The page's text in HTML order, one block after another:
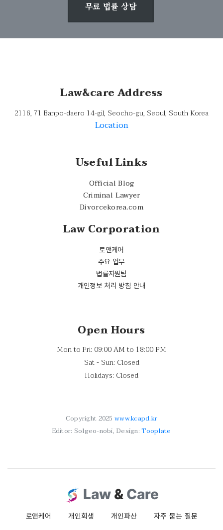
무료 법률 상담
Law&care Address
2116, 71 Banpo-daero 14-gil, Seocho-gu, Seoul, South Korea
Location
Useful Links
Official Blog
Criminal Lawyer
Divorcekorea.com
Law Corporation
로앤케어
주요 업무
법률지원팀
개인정보 처리 방침 안내
Open Hours
Mon to Fri: 09:00 AM to 18:00 PM
Sat - Sun: Closed
Holidays: Closed
Copyright 2025www.kcapd.kr
Editor: Solgeo-nobi, Design:Tooplate
Law & Care
로앤케어 개인회생 개인파산 자주 묻는 질문